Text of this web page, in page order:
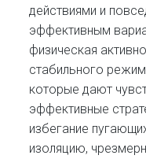
действиями и
эффективным
физическая
стабильного
которые дают
эффективные
избегание
изоляцию,